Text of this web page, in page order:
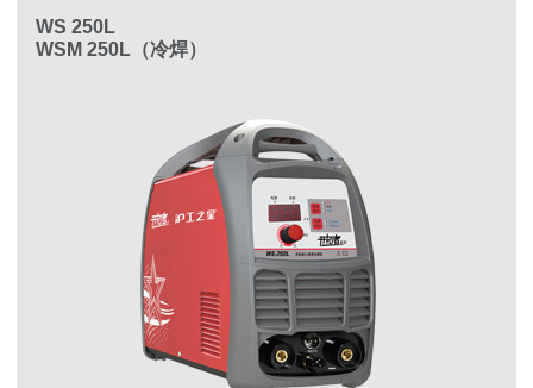
WS 250L
WSM 250L（冷焊）